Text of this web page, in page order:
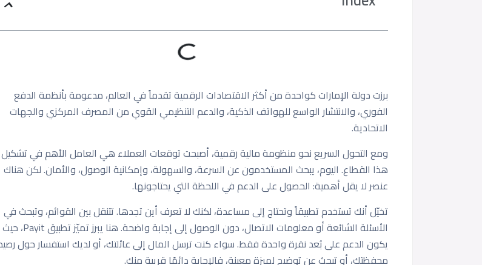
برزت دولة الإمارات كواحدة من أكثر الاقتصادات الرقمية تقدماً في العالم، مدعومة بأنظمة الدفع
الفوري، والانتشار الواسع للهواتف الذكية، والدعم التنظيمي القوي من المصرف المركزي والجهات
الاتحادية.
ومع التحول السريع نحو منظومة مالية رقمية، أصبحت توقعات العملاء هي العامل الأهم في تشكيل
هذا القطاع. اليوم، يبحث المستخدمون عن السرعة، والسهولة، وإمكانية الوصول، والأمان. لكن هناك
عنصر لا يقل أهمية: الحصول على الدعم في اللحظة التي يحتاجونها.
تخيّل أنك تستخدم تطبيقاً وتحتاج إلى مساعدة، لكنك لا تعرف أين تجدها. تتنقل بين القوائم، وتبحث في
الأسئلة الشائعة أو معلومات الاتصال، دون الوصول إلى إجابة واضحة. هنا يبرز تميّز تطبيق Payit، حيث
يكون الدعم على بُعد نقرة واحدة فقط. سواء كنت ترسل المال إلى عائلتك، أو لديك استفسار حول
محفظتك، أو تبحث عن توضيح لميزة معينة، فالإجابة دائمًا قريبة منك.